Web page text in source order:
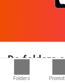
Folders
De folders
Vielsalm heeft